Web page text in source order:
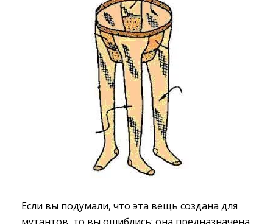
Если вы подумали, что эта вещь создана для